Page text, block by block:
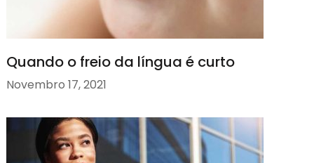
Quando o freio da língua é curto
Novembro 17, 2021